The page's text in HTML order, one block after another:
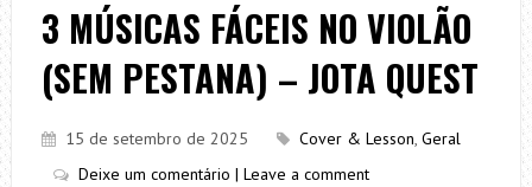
3 MÚSICAS FÁCEIS NO VIOLÃO
(SEM PESTANA) – JOTA QUEST
15 de setembro de 2025 Cover & Lesson, Geral
Deixe um comentário | Leave a comment